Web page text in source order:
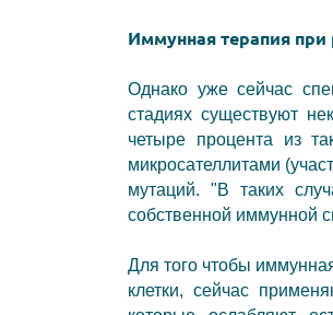
Иммунная терапия при
Однако уже сейчас
стадиях существуют
четыре процента из
микросателлитами
мутаций. "В таких
собственной иммунной
Для того чтобы
клетки, сейчас